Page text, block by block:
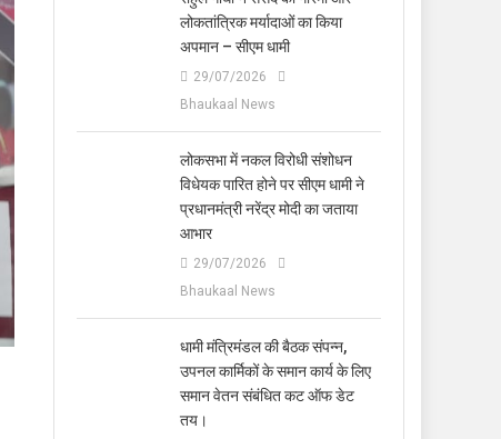
लोकतांत्रिक मर्यादाओं का किया
अपमान – सीएम धामी
29/07/2026
Bhaukaal News
लोकसभा में नकल विरोधी संशोधन
विधेयक पारित होने पर सीएम धामी ने
प्रधानमंत्री नरेंद्र मोदी का जताया
आभार
29/07/2026
Bhaukaal News
धामी मंत्रिमंडल की बैठक संपन्न,
उपनल कार्मिकों के समान कार्य के लिए
समान वेतन संबंधित कट ऑफ डेट
तय।